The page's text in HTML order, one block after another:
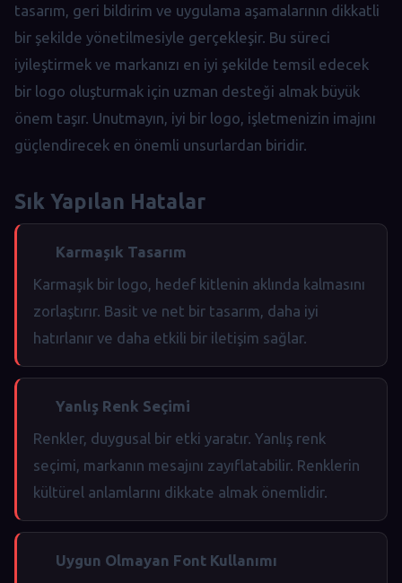
tasarım, geri bildirim ve uygulama aşamalarının dikkatli
bir şekilde yönetilmesiyle gerçekleşir. Bu süreci
iyileştirmek ve markanızı en iyi şekilde temsil edecek
bir logo oluşturmak için uzman desteği almak büyük
önem taşır. Unutmayın, iyi bir logo, işletmenizin imajını
güçlendirecek en önemli unsurlardan biridir.
Sık Yapılan Hatalar
Karmaşık Tasarım
Karmaşık bir logo, hedef kitlenin aklında kalmasını
zorlaştırır. Basit ve net bir tasarım, daha iyi
hatırlanır ve daha etkili bir iletişim sağlar.
Yanlış Renk Seçimi
Renkler, duygusal bir etki yaratır. Yanlış renk
seçimi, markanın mesajını zayıflatabilir. Renklerin
kültürel anlamlarını dikkate almak önemlidir.
Uygun Olmayan Font Kullanımı